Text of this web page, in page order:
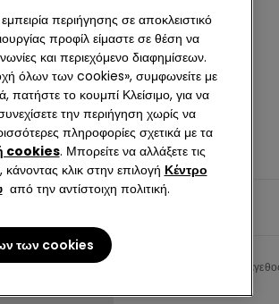
Ενισχυμένο
από
Ανακυκλωμένη
Δαντέλα
16,99 €
3 Αξιολογήσεις
Επέλεξε
περιήγησης σε αποκλειστικό
προφίλ είμαστε σε θέση να
και περιεχόμενο διαφημίσεων.
όλων των cookies», συμφωνείτε με
το κουμπί Κλείσιμο, για να
την περιήγηση χωρίς να
πληροφορίες σχετικά με τα
cookies. Μπορείτε να αλλάξετε τις
κλικ στην επιλογή Κέντρο
από την αντίστοιχη πολιτική.
των cookies